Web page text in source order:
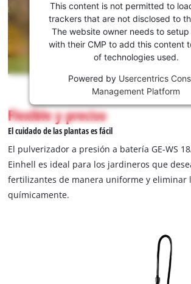
para cargar el
servicio
Youtube!
This
is
permitted
to
load
to
trackers
that
are
This content is not permitted to
trackers that are not disclosed to
The website owner needs to
with their CMP to add this content
of technologies used.
Powered by Usercentrics
Management Platform
Flexible y preciso
El cuidado de las plantas es fácil
El pulverizador a presión a batería GE-WS
Einhell es ideal para los jardineros que
fertilizantes de manera uniforme y eliminar
químicamente.